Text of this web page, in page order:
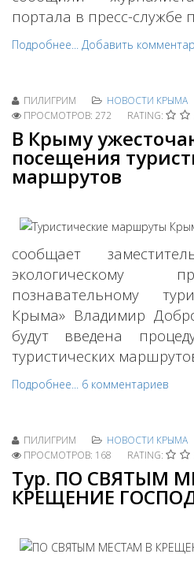
портала в пресс-службе
Подробнее... Добавить
ПИЛИГРИМ НОВОСТИ КРЫМА
ПРОСМОТРОВ: 272
RATING:
В Крыму
посещения
маршрутов
сообщает
экологическому
познавательному
Крыма» Владимир
будут введена
туристических
Подробнее... 6 комментариев
ПИЛИГРИМ НОВОСТИ КРЫМА
ПРОСМОТРОВ: 168
RATING:
Тур. ПО СВЯТЫМ
КРЕЩЕНИЕ